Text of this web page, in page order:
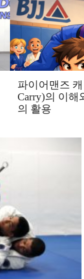
파이어맨즈 캐
Carry)의 이해
의 활용